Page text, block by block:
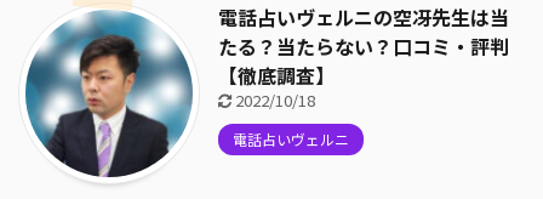
電話占いヴェルニの空冴先生は当
たる？当たらない？口コミ・評判
【徹底調査】
2022/10/18
電話占いヴェルニ